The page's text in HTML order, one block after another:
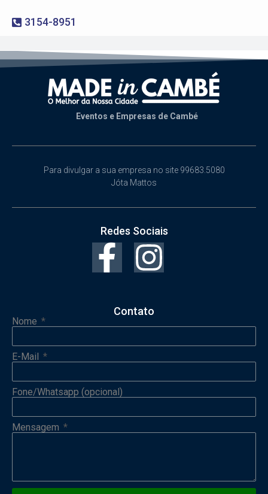
3154-8951
Eventos e Empresas de Cambé
Para divulgar a sua empresa no site 99683.5080
Jóta Mattos
Redes Sociais
Contato
Nome
E-Mail
Fone/Whatsapp (opcional)
Mensagem